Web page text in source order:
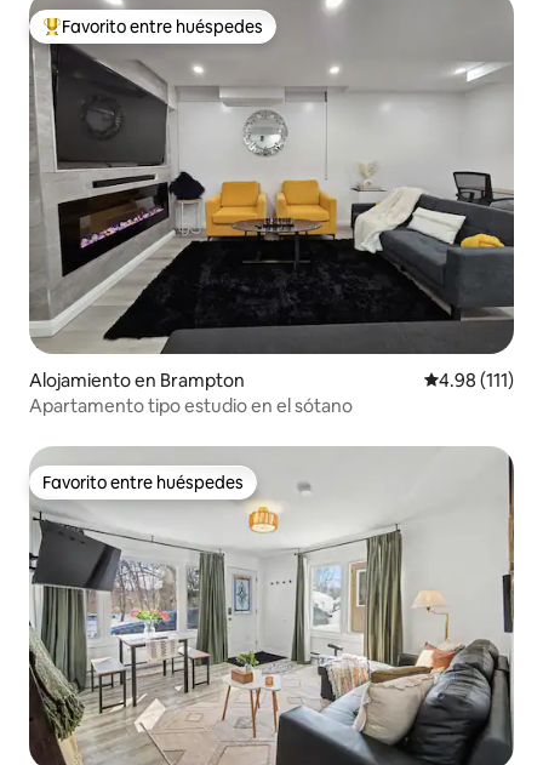
Favorito entre huéspedes preferido
Favorito entre huéspedes
Alojamiento en Brampton Calificación
4.98 (111)
Apartamento tipo estudio en el sótano
Favorito entre huéspedes
Favorito entre huéspedes